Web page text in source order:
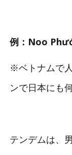
例：Noo
※ベトナムで
ンで日本にも
テンデムは、